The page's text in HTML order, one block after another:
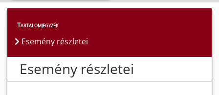
Esemény részletei
Tartalomjegyzék
Esemény részletei
Esemény részletei